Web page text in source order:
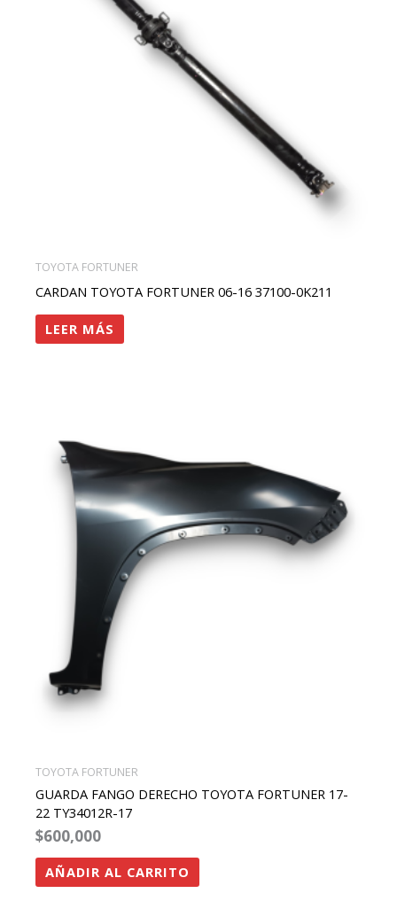
TOYOTA FORTUNER
CARDAN TOYOTA FORTUNER 06-16 37100-0K211
LEER MÁS
TOYOTA FORTUNER
GUARDA FANGO DERECHO TOYOTA FORTUNER 17-
22 TY34012R-17
$600,000
AÑADIR AL CARRITO